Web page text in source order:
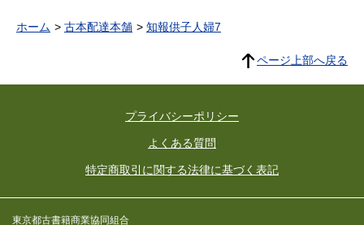
ホーム 古本配達本舗 知報供子人婦7
ページ上部へ戻る
プライバシーポリシー
よくある質問
特定商取引に関する法律に基づく表記
東京都古書籍商業協同組合